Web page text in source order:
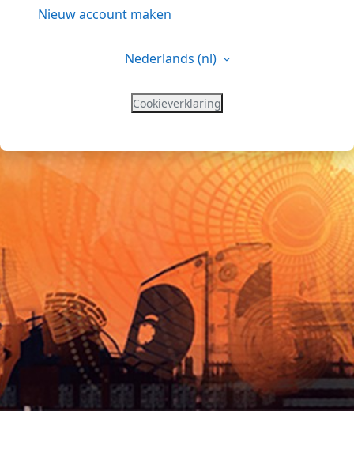
Nieuw account maken
Nederlands ‎(nl)‎
Cookieverklaring